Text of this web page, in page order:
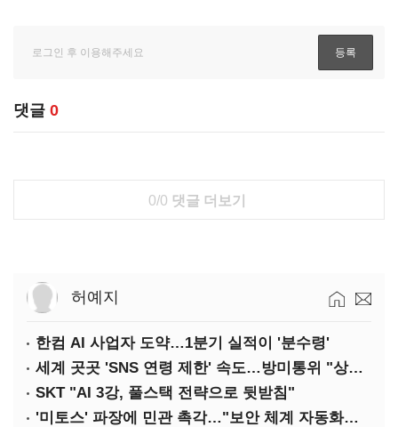
댓글 0
0/0 댓글 더보기
허예지
한컴 AI 사업자 도약…1분기 실적이 '분수령'
세계 곳곳 'SNS 연령 제한' 속도…방미통위 "상반기 중 의견수렴"
SKT "AI 3강, 풀스택 전략으로 뒷받침"
'미토스' 파장에 민관 촉각…"보안 체계 자동화로 대응해야"